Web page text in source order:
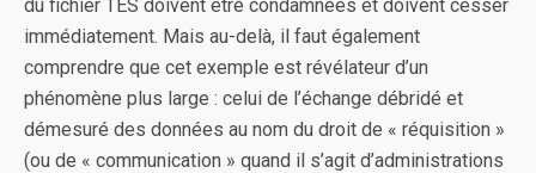
du fichier TES doivent être condamnées et doivent cesser
immédiatement. Mais au-delà, il faut également
comprendre que cet exemple est révélateur d’un
phénomène plus large : celui de l’échange débridé et
démesuré des données au nom du droit de « réquisition »
(ou de « communication » quand il s’agit d’administrations